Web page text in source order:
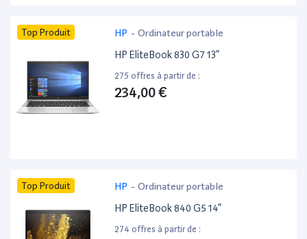
Top Produit HP - Ordinateur portable
HP EliteBook 830 G7 13”
275 offres à partir de :
234,00 €
Top Produit HP - Ordinateur portable
HP EliteBook 840 G5 14”
274 offres à partir de :